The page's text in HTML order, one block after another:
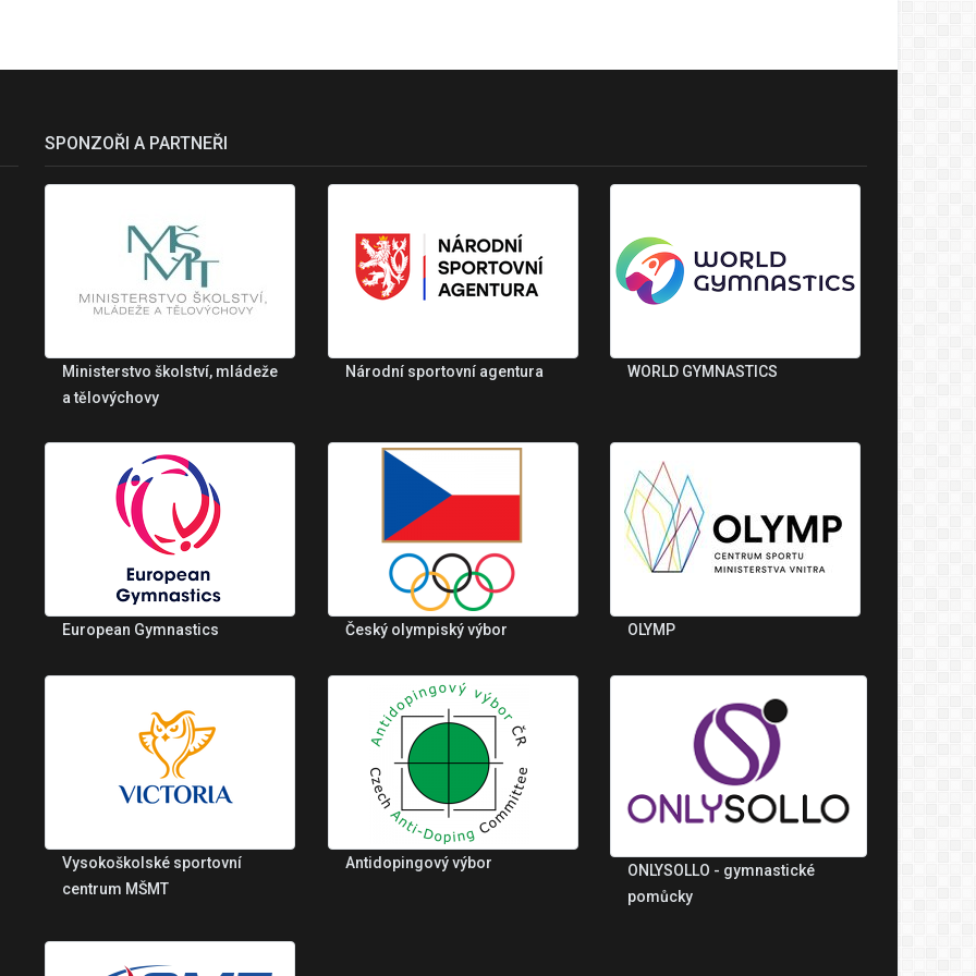
SPONZOŘI A PARTNEŘI
Ministerstvo školství, mládeže
a tělovýchovy
Národní sportovní agentura WORLD GYMNASTICS
European Gymnastics Český olympiský výbor OLYMP
Vysokoškolské sportovní
centrum MŠMT
Antidopingový výbor
ONLYSOLLO - gymnastické
pomůcky